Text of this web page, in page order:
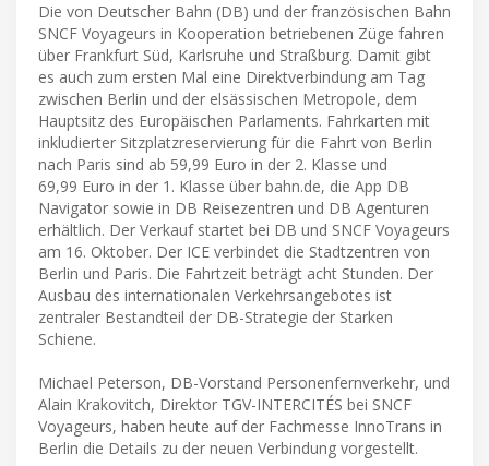
Die von Deutscher Bahn (DB) und der französischen Bahn
SNCF Voyageurs in Kooperation betriebenen Züge fahren
über Frankfurt Süd, Karlsruhe und Straßburg. Damit gibt
es auch zum ersten Mal eine Direktverbindung am Tag
zwischen Berlin und der elsässischen Metropole, dem
Hauptsitz des Europäischen Parlaments. Fahrkarten mit
inkludierter Sitzplatzreservierung für die Fahrt von Berlin
nach Paris sind ab 59,99 Euro in der 2. Klasse und
69,99 Euro in der 1. Klasse über bahn.de, die App DB
Navigator sowie in DB Reisezentren und DB Agenturen
erhältlich. Der Verkauf startet bei DB und SNCF Voyageurs
am 16. Oktober. Der ICE verbindet die Stadtzentren von
Berlin und Paris. Die Fahrtzeit beträgt acht Stunden. Der
Ausbau des internationalen Verkehrsangebotes ist
zentraler Bestandteil der DB-Strategie der Starken
Schiene.
Michael Peterson, DB-Vorstand Personenfernverkehr, und
Alain Krakovitch, Direktor TGV-INTERCITÉS bei SNCF
Voyageurs, haben heute auf der Fachmesse InnoTrans in
Berlin die Details zu der neuen Verbindung vorgestellt.